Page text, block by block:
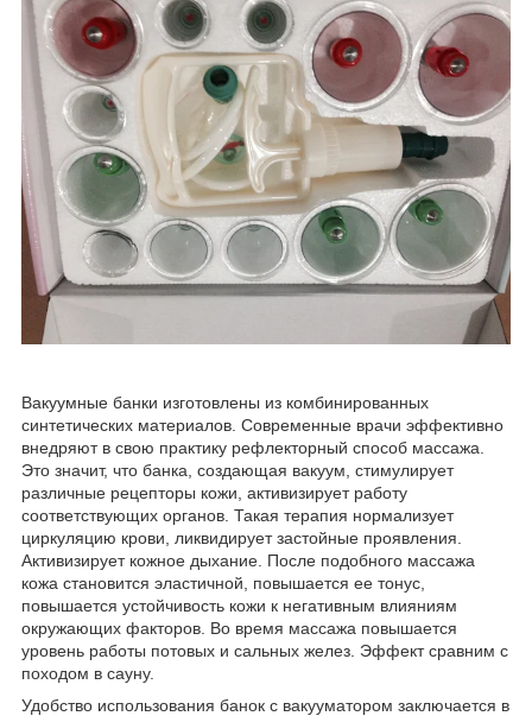
Вакуумные банки изготовлены из комбинированных
синтетических материалов. Современные врачи эффективно
внедряют в свою практику рефлекторный способ массажа.
Это значит, что банка, создающая вакуум, стимулирует
различные рецепторы кожи, активизирует работу
соответствующих органов. Такая терапия нормализует
циркуляцию крови, ликвидирует застойные проявления.
Активизирует кожное дыхание. После подобного массажа
кожа становится эластичной, повышается ее тонус,
повышается устойчивость кожи к негативным влияниям
окружающих факторов. Во время массажа повышается
уровень работы потовых и сальных желез. Эффект сравним с
походом в сауну.
Удобство использования банок с вакууматором заключается в